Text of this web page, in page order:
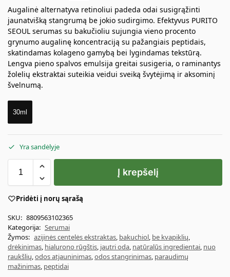
Augalinė alternatyva retinoliui padeda odai susigrąžinti
jaunatvišką stangrumą be jokio sudirgimo. Efektyvus PURITO
SEOUL serumas su bakučioliu sujungia vieno procento
grynumo augalinę koncentraciją su pažangiais peptidais,
skatindamas kolageno gamybą bei lygindamas tekstūrą.
Lengva pieno spalvos emulsija greitai susigeria, o raminantys
žolelių ekstraktai suteikia veidui sveiką švytėjimą ir aksominį
švelnumą.
30ml
Yra sandėlyje
Į krepšelį
Pridėti į norų sąrašą
SKU: 8809563102365
Kategorija: Serumai
Žymos: azijinės centelės ekstraktas, bakuchiol, be kvapiklių,
drėkinimas, hialurono rūgštis, jautri oda, natūralūs ingredientai, nuo
raukšlių,odos atjauninimas,odos stangrinimas, paraudimų
mažinimas, peptidai